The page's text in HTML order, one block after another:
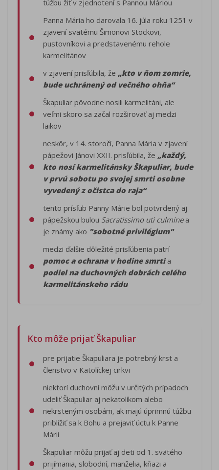
túžbu žiť v zjednotení s Pannou Máriou
Panna Mária ho darovala 16. júla roku 1251 v
zjavení svätému Šimonovi Stockovi,
pustovníkovi a predstavenému rehole
karmelitánov
v zjavení prisľúbila, že „kto v ňom zomrie,
bude uchránený od večného ohňa“
Škapuliar pôvodne nosili karmelitáni, ale
veľmi skoro sa začal rozširovať aj medzi
laikov
neskôr, v 14. storočí, Panna Mária v zjavení
pápežovi Jánovi XXII. prisľúbila, že „každý,
kto nosí karmelitánsky Škapuliar, bude
v prvú sobotu po svojej smrti osobne
vyvedený z očistca do raja“
tento prísľub Panny Márie bol potvrdený aj
pápežskou bulou Sacratissimo uti culminea
je známy ako "sobotné privilégium"
medzi ďalšie dôležité prisľúbenia patrí
pomoc a ochrana v hodine smrtia
podiel na duchovných dobrách celého
karmelitánskeho rádu
Kto môže prijať Škapuliar
pre prijatie Škapuliara je potrebný krst a
členstvo v Katolíckej cirkvi
niektorí duchovní môžu v určitých prípadoch
udeliť Škapuliar aj nekatolíkom alebo
nekrsteným osobám, ak majú úprimnú túžbu
priblížiť sa k Bohu a prejaviť úctu k Panne
Márii
Škapuliar môžu prijať aj deti od 1. svätého
prijímania, slobodní, manželia, kňazi a